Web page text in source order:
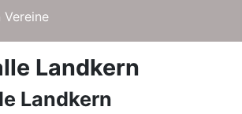
Vereine
Landkern
Landkern